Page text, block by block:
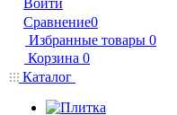
Войти
Сравнение0
Избранные товары 0
Корзина 0
Каталог